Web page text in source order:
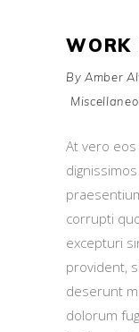
WORK
By Amber
At vero
corrupti
excepturi
provident,
deserunt
dolorum